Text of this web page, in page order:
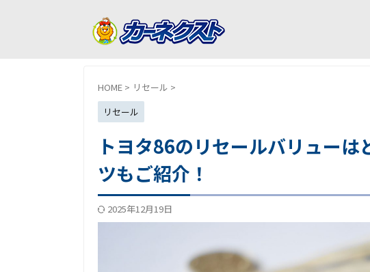
HOME > リセール >
リセール
トヨタ86のリセールバリュー
ツもご紹介！
2025年12月19日